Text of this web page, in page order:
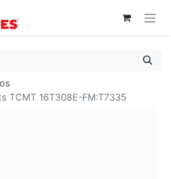
TCMT 16T308E-FM:T7335